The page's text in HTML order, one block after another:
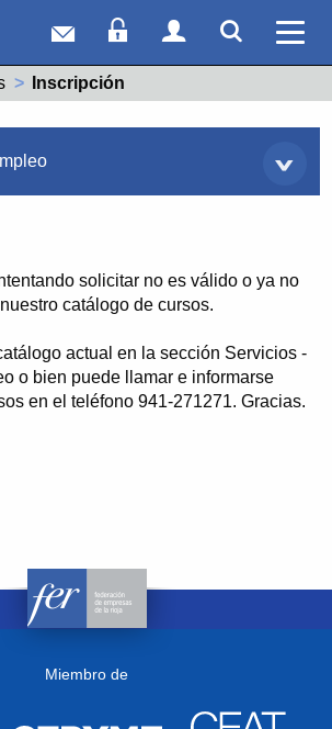
Correo webAcceso Socios
Acceso
Actual:
Inscripción
solicitar no es válido o ya no
catálogo de cursos.
actual en la sección Servicios -
o bien puede llamar e informarse
en el teléfono 941-271271. Gracias.
Miembro de